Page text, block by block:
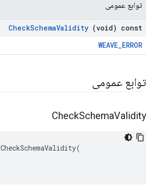
توابع عمومی
CheckSchemaValidity (void) const
WEAVE_ERROR
توابع عمومی
CheckSchemaValidity
CheckSchemaValidity(